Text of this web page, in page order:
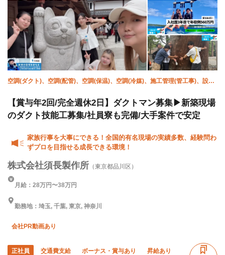
空調(ダクト)、空調(配管)、空調(保温)、空調(冷媒)、施工管理(管工事)、設備/
【賞与年2回/完全週休2日】ダクトマン募集▶新築現場
のダクト技能工募集/社員寮も完備/大手案件で安定
家族行事を大事にできる！全国的有名現場の実績多数、経験問わ
ずプロを目指せる成長できる環境！
株式会社須長製作所 （東京都品川区）
月給：28万円〜38万円
勤務地：埼玉, 千葉, 東京, 神奈川
会社PR動画あり
正社員 交通費支給 ボーナス・賞与あり 昇給あり